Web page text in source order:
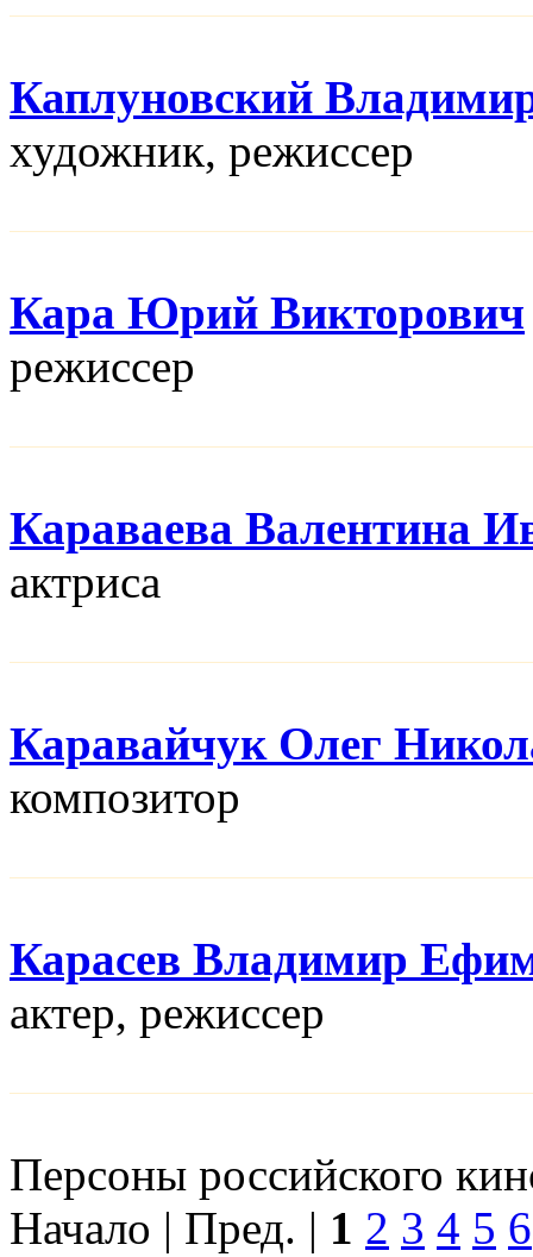
Каплуновский
художник, режисcер
Кара Юрий Викторович
режисcер
Караваева Валентина
актриса
Каравайчук Олег
композитор
Карасев Владимир
актер, режисcер
Персоны российского
Начало | Пред. | 1 2 3 4 5 6